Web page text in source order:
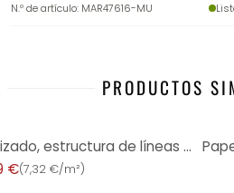
N.º de artículo: MAR47616-MU
PRODUCTOS
Papel pintado no tejido texturizado, estructura de líneas moderna en beige
€(7,32 €/m²)